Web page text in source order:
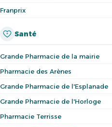
Franprix
Santé
Grande Pharmacie de la mairie
Pharmacie des Arènes
Grande Pharmacie de l'Esplanade
Grande Pharmacie de l'Horloge
Pharmacie Terrisse